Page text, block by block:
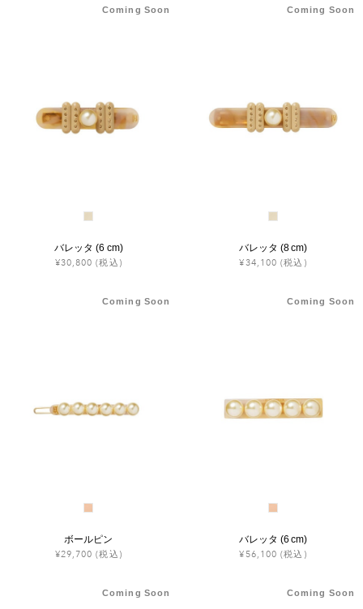
Coming Soon
バレッタ (6 cm)
¥30,800 (税込)
Coming Soon
バレッタ (8 cm)
¥34,100 (税込)
Coming Soon
ボールピン
¥29,700 (税込)
Coming Soon
バレッタ (6 cm)
¥56,100 (税込)
Coming Soon Coming Soon